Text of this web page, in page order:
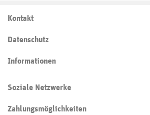
Kontakt
Datenschutz
Informationen
Soziale Netzwerke
Zahlungsmöglichkeiten